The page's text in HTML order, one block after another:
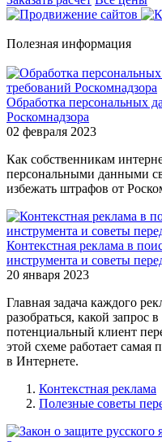
Полезная информация
Обработка персональных
Роскомнадзора
02 февраля 2023
Как собственникам
персональными данными
избежать штрафов от
Контекстная реклама в
инструмента и советы
20 января 2023
Главная задача каждого
разобраться, какой запрос
потенциальный клиент
этой схеме работает самая
в Интернете.
Контекстная реклама
Полезные советы